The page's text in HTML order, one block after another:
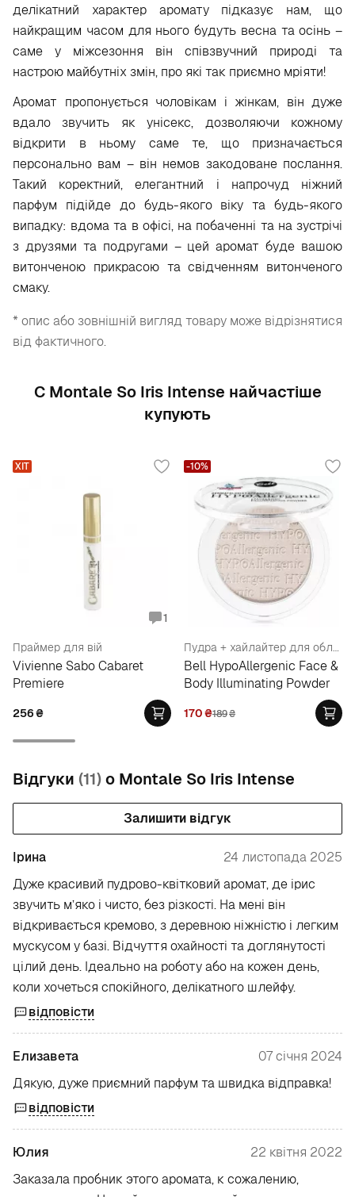
делікатний характер аромату підказує нам, що
найкращим часом для нього будуть весна та осінь –
саме у міжсезоння він співзвучний природі та
настрою майбутніх змін, про які так приємно мріяти!
Аромат пропонується чоловікам і жінкам, він дуже
вдало звучить як унісекс, дозволяючи кожному
відкрити в ньому саме те, що призначається
персонально вам – він немов закодоване послання.
Такий коректний, елегантний і напрочуд ніжний
парфум підійде до будь-якого віку та будь-якого
випадку: вдома та в офісі, на побаченні та на зустрічі
з друзями та подругами – цей аромат буде вашою
витонченою прикрасою та свідченням витонченого
смаку.
* опис або зовнішній вигляд товару може відрізнятися
від фактичного.
С Montale So Iris Intense найчастіше
купують
1
Праймер для вій
Vivienne Sabo Cabaret
Premiere
256₴
ХІТ
Пудра + хайлайтер для обличчя і тіла гіпоалергенна
Bell HypoAllergenic Face &
Body Illuminating Powder
170₴189₴
-10%
Відгуки (11)о Montale So Iris Intense
Залишити відгук
Ірина
24 листопада 2025
Дуже красивий пудрово-квітковий аромат, де ірис
звучить м’яко і чисто, без різкості. На мені він
відкривається кремово, з деревною ніжністю і легким
мускусом у базі. Відчуття охайності та доглянутості
цілий день. Ідеально на роботу або на кожен день,
коли хочеться спокійного, делікатного шлейфу.
відповісти
Елизавета
07 січня 2024
Дякую, дуже приємний парфум та швидка відправка!
відповісти
Юлия
22 квітня 2022
Заказала пробник этого аромата, к сожалению,